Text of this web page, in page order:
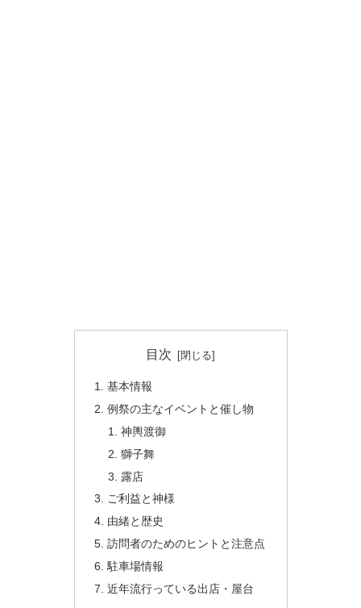
目次
基本情報
例祭の主なイベントと催し物
神輿渡御
獅子舞
露店
ご利益と神様
由緒と歴史
訪問者のためのヒントと注意点
駐車場情報
近年流行っている出店・屋台